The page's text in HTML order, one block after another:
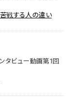
戦する人の違い
タビュー動画第1回